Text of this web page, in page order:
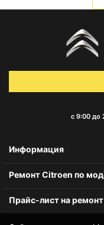
с 9:00 до
Информация
Ремонт Citroen по
Прайс-лист на